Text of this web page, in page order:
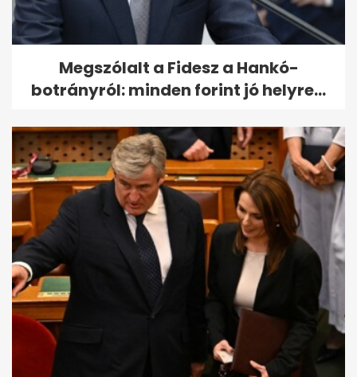
Megszólalt a Fidesz a Hankó-
botrányról: minden forint jó helyre...